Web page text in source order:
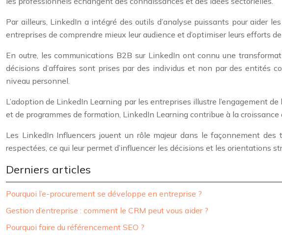
Par ailleurs, LinkedIn a intégré des outils d’analyse puissants pour aider
entreprises de comprendre mieux leur audience et d’optimiser leurs efforts
En outre, les communications B2B sur LinkedIn ont connu une
décisions d’affaires sont prises par des individus et non par des entités
niveau personnel.
L’adoption de LinkedIn Learning par les entreprises illustre l’engagement
et de programmes de formation, LinkedIn Learning contribue à la
Les LinkedIn Influencers jouent un rôle majeur dans le façonnement
respectées, ce qui leur permet d’influencer les décisions et les orientations
Derniers articles
Pourquoi l’e-procurement se développe en entreprise ?
Gestion d’entreprise : comment le CRM peut vous aider ?
Pourquoi faire du référencement SEO ?